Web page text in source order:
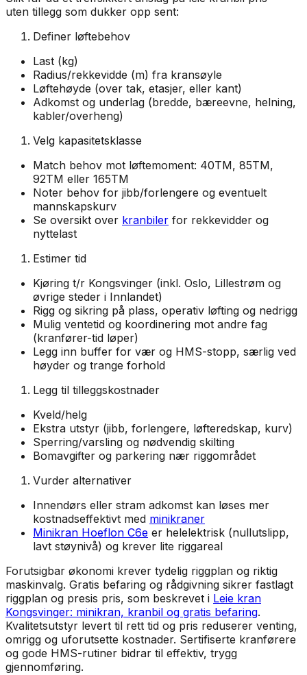
uten tillegg som dukker opp sent:
Definer løftebehov
Last (kg)
Radius/rekkevidde (m) fra kransøyle
Løftehøyde (over tak, etasjer, eller kant)
Adkomst og underlag (bredde, bæreevne, helning,
kabler/overheng)
Velg kapasitetsklasse
Match behov mot løftemoment: 40TM, 85TM,
92TM eller 165TM
Noter behov for jibb/forlengere og eventuelt
mannskapskurv
Se oversikt over kranbiler for rekkevidder og
nyttelast
Estimer tid
Kjøring t/r Kongsvinger (inkl. Oslo, Lillestrøm og
øvrige steder i Innlandet)
Rigg og sikring på plass, operativ løfting og nedrigg
Mulig ventetid og koordinering mot andre fag
(kranfører-tid løper)
Legg inn buffer for vær og HMS-stopp, særlig ved
høyder og trange forhold
Legg til tilleggskostnader
Kveld/helg
Ekstra utstyr (jibb, forlengere, løfteredskap, kurv)
Sperring/varsling og nødvendig skilting
Bomavgifter og parkering nær riggområdet
Vurder alternativer
Innendørs eller stram adkomst kan løses mer
kostnadseffektivt med minikraner
Minikran Hoeflon C6e er helelektrisk (nullutslipp,
lavt støynivå) og krever lite riggareal
Forutsigbar økonomi krever tydelig riggplan og riktig
maskinvalg. Gratis befaring og rådgivning sikrer fastlagt
riggplan og presis pris, som beskrevet i Leie kran
Kongsvinger: minikran, kranbil og gratis befaring.
Kvalitetsutstyr levert til rett tid og pris reduserer venting,
omrigg og uforutsette kostnader. Sertifiserte kranførere
og gode HMS-rutiner bidrar til effektiv, trygg
gjennomføring.